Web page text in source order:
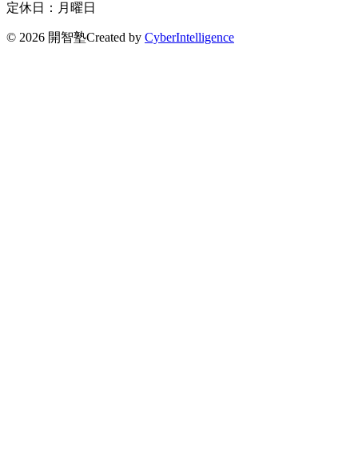
定休日：月曜日
© 2026 開智塾Created by CyberIntelligence